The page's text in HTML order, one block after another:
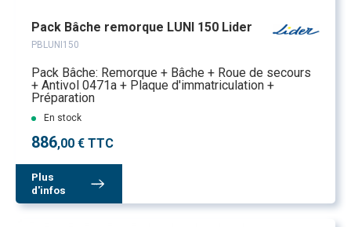
Pack Bâche remorque LUNI 150 Lider
PBLUNI150
Pack Bâche: Remorque + Bâche + Roue de secours
+ Antivol 0471a + Plaque d'immatriculation +
Préparation
En stock
886,00 € TTC
Plus
d'infos